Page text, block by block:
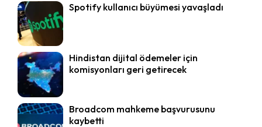
Spotify kullanıcı büyümesi yavaşladı
Hindistan dijital ödemeler için
komisyonları geri getirecek
Broadcom mahkeme başvurusunu
kaybetti